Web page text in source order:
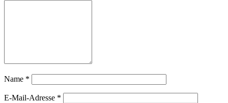
Name *
E-Mail-Adresse *